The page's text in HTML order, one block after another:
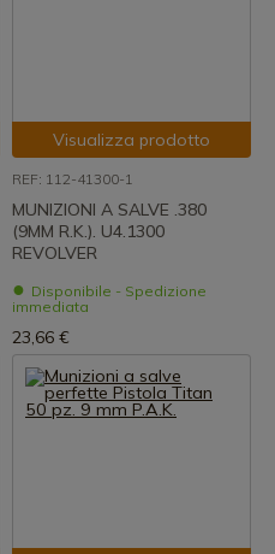
Visualizza prodotto
REF: 112-41300-1
MUNIZIONI A SALVE .380
(9MM R.K.). U4.1300
REVOLVER
Disponibile - Spedizione
immediata
23,66 €